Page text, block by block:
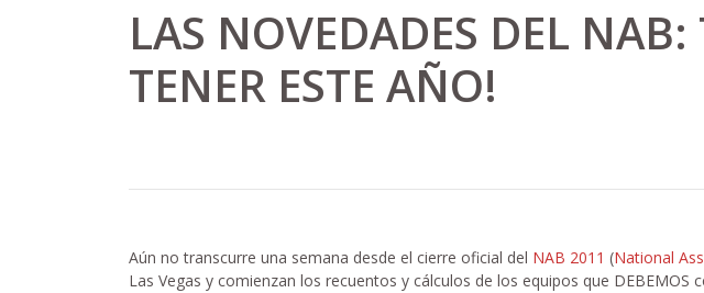
LAS NOVEDADES DEL
TENER ESTE AÑO!
Aún no transcurre una semana desde el cierre oficial del NAB 2011 (National
Las Vegas y comienzan los recuentos y cálculos de los equipos que DEBEMOS